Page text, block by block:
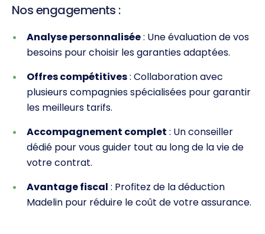
Nos engagements :
Analyse personnalisée: Une évaluation de vos
besoins pour choisir les garanties adaptées.
Offres compétitives: Collaboration avec
plusieurs compagnies spécialisées pour garantir
les meilleurs tarifs.
Accompagnement complet : Un conseiller
dédié pour vous guider tout au long de la vie de
votre contrat.
Avantage fiscal : Profitez de la déduction
Madelin pour réduire le coût de votre assurance.